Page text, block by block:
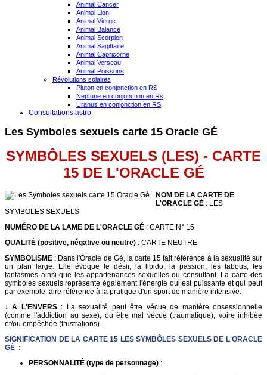
Animal Cancer
Animal Lion
Animal Vierge
Animal Balance
Animal Scorpion
Animal Sagittaire
Animal Capricorne
Animal Verseau
Animal Poissons
Révolutions solaires
Pluton en conjonction en RS
Neptune en conjonction en Rs
Uranus en conjonction en RS
Consultations astro
Les Symboles sexuels carte 15 Oracle GÉ
SYMBÔLES SEXUELS (LES) - CARTE
15 DE L'ORACLE GÉ
NOM DE LA CARTE DE
L'ORACLE GÉ : LES
SYMBOLES SEXUELS
NUMÉRO DE LA LAME DE L'ORACLE GÉ : CARTE N° 15
QUALITÉ (positive, négative ou neutre) : CARTE NEUTRE
SYMBOLISME : Dans l'Oracle de Gé, la carte 15 fait référence à la sexualité sur
un plan large. Elle évoque le désir, la libido, la passion, les tabous, les
fantasmes ainsi que les appartenances sexuelles du consultant. La carte des
symboles sexuels représente également l'énergie qui est puissante et qui peut
par exemple faire référence à la pratique d'un sport de manière intensive.
↓ A L'ENVERS: La sexualité peut être vécue de manière obsessionnelle
(comme l'addiction au sexe), ou être mal vécue (traumatique), voire inhibée
et/ou empêchée (frustrations).
SIGNIFICATION DE LA CARTE 15 LES SYMBÔLES SEXUELS DE L'ORACLE
GÉ :
PERSONNALITÉ (type de personnage) :